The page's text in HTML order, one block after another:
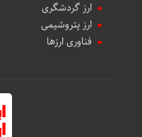
ارز گردشگری
ارز پتروشیمی
فناوری ارزها